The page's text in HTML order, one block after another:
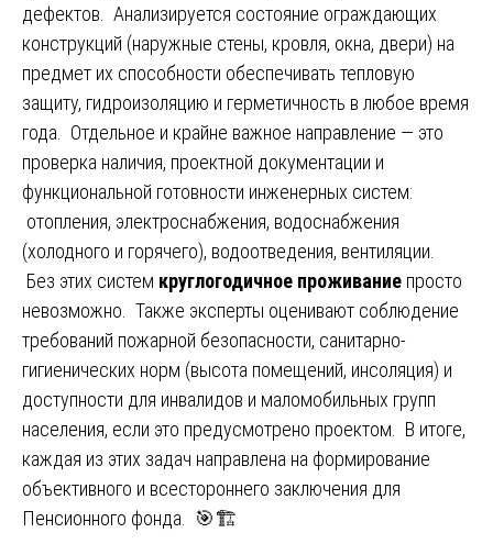
дефектов. Анализируется состояние ограждающих
конструкций (наружные стены, кровля, окна, двери) на
предмет их способности обеспечивать тепловую
защиту, гидроизоляцию и герметичность в любое время
года. Отдельное и крайне важное направление — это
проверка наличия, проектной документации и
функциональной готовности инженерных систем:
отопления, электроснабжения, водоснабжения
(холодного и горячего), водоотведения, вентиляции.
Без этих систем круглогодичное проживание просто
невозможно. Также эксперты оценивают соблюдение
требований пожарной безопасности, санитарно-
гигиенических норм (высота помещений, инсоляция) и
доступности для инвалидов и маломобильных групп
населения, если это предусмотрено проектом. В итоге,
каждая из этих задач направлена на формирование
объективного и всестороннего заключения для
Пенсионного фонда. 🎯🏗️